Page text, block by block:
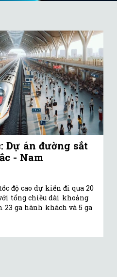
Dự án đường sắt
- Nam
độ cao dự kiến đi qua 20
tổng chiều dài khoảng
23 ga hành khách và 5 ga